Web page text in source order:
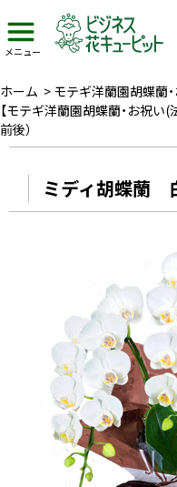
メニュー
ホーム > モテギ洋蘭園胡蝶蘭・
【モテギ洋蘭園胡蝶蘭・お祝
前後）
ミディ胡蝶蘭